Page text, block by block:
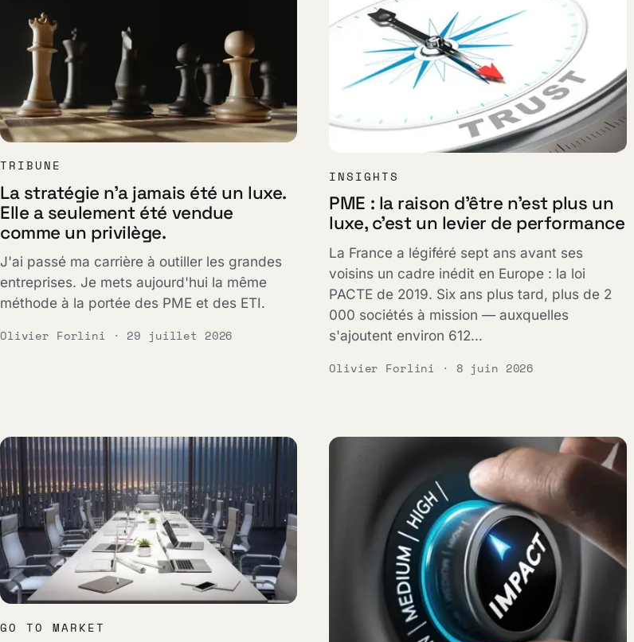
TRIBUNE
La stratégie n'a jamais été un luxe.
Elle a seulement été vendue
comme un privilège.
J'ai passé ma carrière à outiller les grandes
entreprises. Je mets aujourd'hui la même
méthode à la portée des PME et des ETI.
Olivier Forlini · 29 juillet 2026
INSIGHTS
PME : la raison d'être n'est plus un
luxe, c'est un levier de performance
La France a légiféré sept ans avant ses
voisins un cadre inédit en Europe : la loi
PACTE de 2019. Six ans plus tard, plus de 2
000 sociétés à mission — auxquelles
s'ajoutent environ 612…
Olivier Forlini · 8 juin 2026
GO TO MARKET